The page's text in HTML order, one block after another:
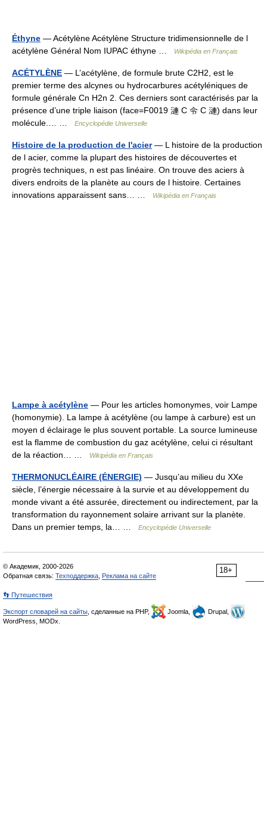
Éthyne — Acétylène Acétylène Structure tridimensionnelle de l
acétylène Général Nom IUPAC éthyne …
Wikipédia en Français
ACÉTYLÈNE — L’acétylène, de formule brute C2H2, est le
premier terme des alcynes ou hydrocarbures acétyléniques de
formule générale Cn H2n 2. Ces derniers sont caractérisés par la
présence d’une triple liaison (face=F0019 漣 C 令 C 漣) dans leur
molécule.… …
Encyclopédie Universelle
Histoire de la production de l'acier— L histoire de la production
de l acier, comme la plupart des histoires de découvertes et
progrès techniques, n est pas linéaire. On trouve des aciers à
divers endroits de la planète au cours de l histoire. Certaines
innovations apparaissent sans… …
Wikipédia en Français
Lampe à acétylène — Pour les articles homonymes, voir Lampe
(homonymie). La lampe à acétylène (ou lampe à carbure) est un
moyen d éclairage le plus souvent portable. La source lumineuse
est la flamme de combustion du gaz acétylène, celui ci résultant
de la réaction… …
Wikipédia en Français
THERMONUCLÉAIRE (ÉNERGIE) — Jusqu’au milieu du XXe
siècle, l’énergie nécessaire à la survie et au développement du
monde vivant a été assurée, directement ou indirectement, par la
transformation du rayonnement solaire arrivant sur la planète.
Dans un premier temps, la… …
Encyclopédie Universelle
18+
© Академик, 2000-2026
Обратная связь: Техподдержка Реклама на сайте
👣 Путешествия
Экспорт словарей на сайты , сделанные на PHP, Joomla,
Drupal,
WordPress, MODx.